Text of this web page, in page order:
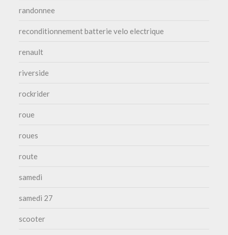
randonnee
reconditionnement batterie velo electrique
renault
riverside
rockrider
roue
roues
route
samedi
samedi 27
scooter